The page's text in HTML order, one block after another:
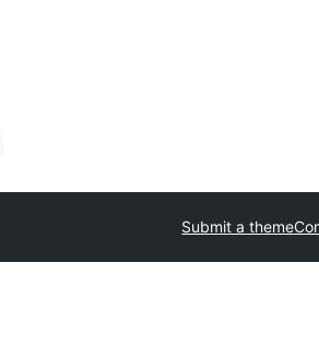
Submit a theme